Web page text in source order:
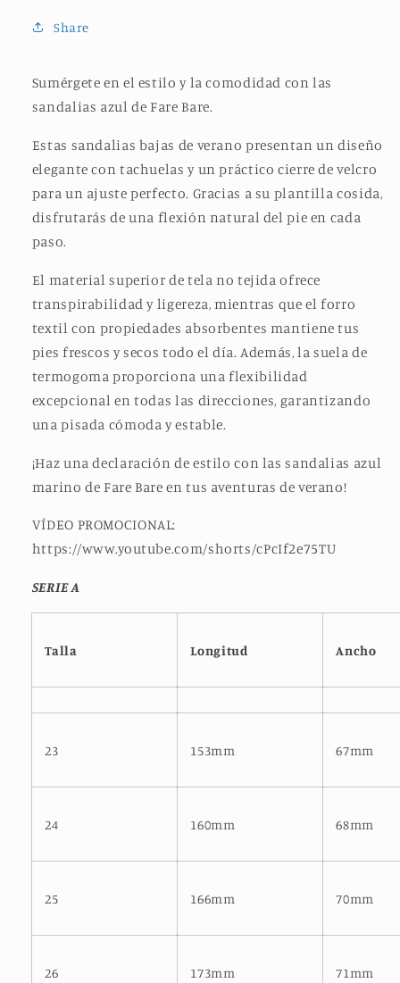
Share
Sumérgete en el estilo y la comodidad con las
sandalias azul de Fare Bare.
Estas sandalias bajas de verano presentan un diseño
elegante con tachuelas y un práctico cierre de velcro
para un ajuste perfecto. Gracias a su plantilla cosida,
disfrutarás de una flexión natural del pie en cada
paso.
El material superior de tela no tejida ofrece
transpirabilidad y ligereza, mientras que el forro
textil con propiedades absorbentes mantiene tus
pies frescos y secos todo el día. Además, la suela de
termogoma proporciona una flexibilidad
excepcional en todas las direcciones, garantizando
una pisada cómoda y estable.
¡Haz una declaración de estilo con las sandalias azul
marino de Fare Bare en tus aventuras de verano!
VÍDEO PROMOCIONAL:
https://www.youtube.com/shorts/cPcIf2e75TU
SERIE A
Talla Longitud Ancho
23 153mm 67mm
24 160mm 68mm
25 166mm 70mm
26 173mm 71mm